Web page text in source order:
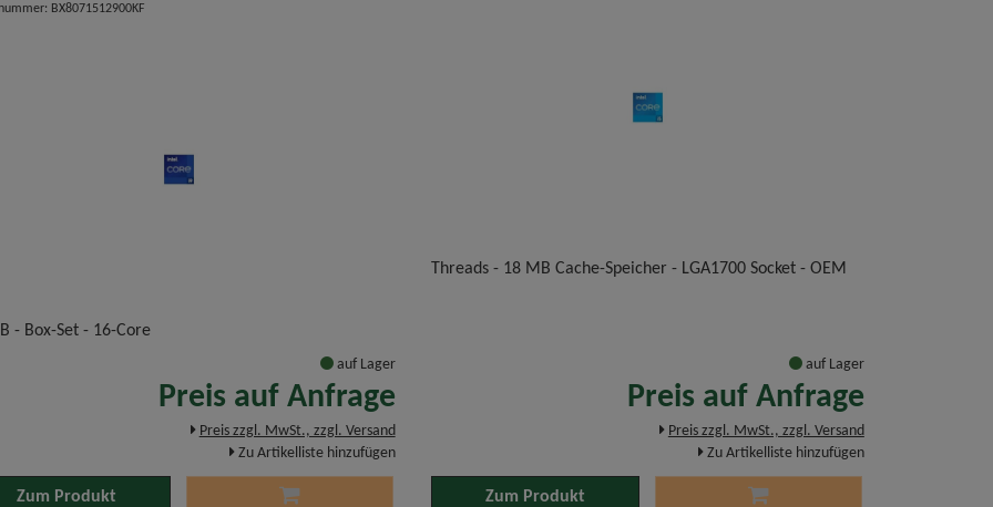
BX8071512900KF
- Box-Set - 16-Core
auf Lager
Preis auf Anfrage
Preis zzgl. MwSt., zzgl. Versand
Zu Artikelliste hinzufügen
Zum Produkt
Threads - 18 MB Cache-Speicher - LGA1700 Socket - OEM
auf Lager
Preis auf Anfrage
Preis zzgl. MwSt., zzgl. Versand
Zu Artikelliste hinzufügen
Zum Produkt